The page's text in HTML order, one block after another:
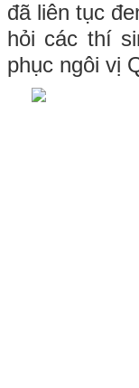
đã liên tục
hỏi các thí
phục ngôi vị